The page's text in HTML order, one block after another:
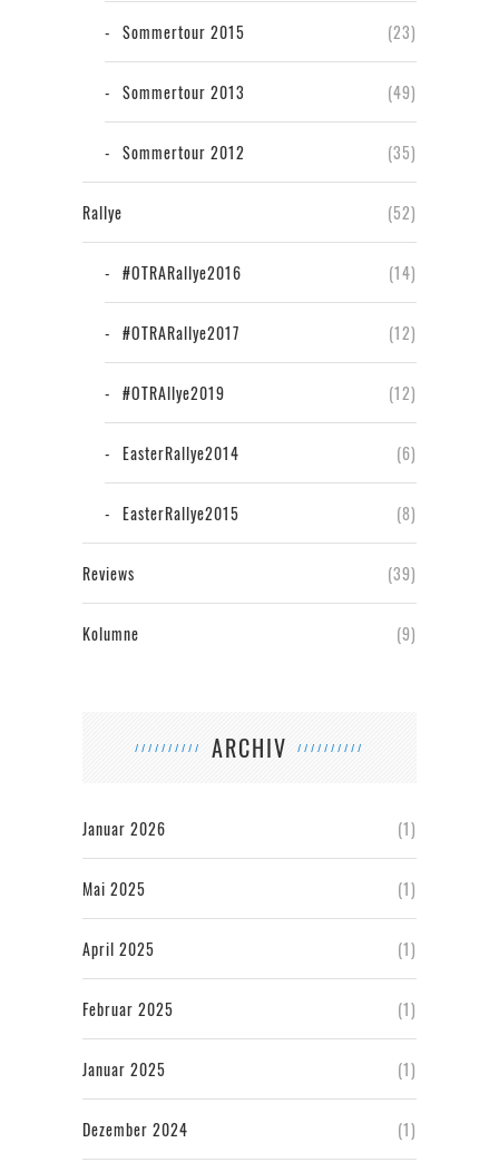
Sommertour 2015 (23)
Sommertour 2013 (49)
Sommertour 2012 (35)
Rallye (52)
#OTRARallye2016 (14)
#OTRARallye2017 (12)
#OTRAllye2019 (12)
EasterRallye2014 (6)
EasterRallye2015 (8)
Reviews (39)
Kolumne (9)
ARCHIV
Januar 2026 (1)
Mai 2025 (1)
April 2025 (1)
Februar 2025 (1)
Januar 2025 (1)
Dezember 2024 (1)